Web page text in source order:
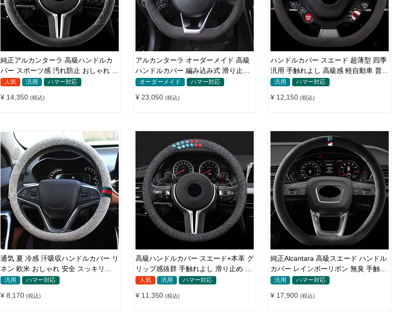
純正アルカンターラ 高級ハンドルカ
バー スポーツ感 汚れ防止 おしゃれ 全
車種対応 37~38CM
人気 汎用 ハマー対応
¥ 14,350 (税込)
アルカンターラ オーダーメイド 高級
ハンドルカバー 編み込み式 滑り止め
フィット感
オーダーメイド ハマー対応
¥ 23,050 (税込)
ハンドルカバー スエード 超薄型 四季
汎用 手触れよし 高級感 軽自動車 普通
車 O/D型 36~39.5CM
汎用 ハマー対応
¥ 12,150 (税込)
通気 夏 冷感 汗吸収ハンドルカバー リ
ネン 欧米 おしゃれ 安全 スッキリ
Ｏ/D型汎用 37~38CM
汎用 ハマー対応
¥ 8,170 (税込)
高級ハンドルカバー スエード+本革 グ
リップ感抜群 手触れよし 滑り止め O
形/D型 36-40CM
人気 汎用 ハマー対応
¥ 11,350 (税込)
純正Alcantara 高級スエード ハンドル
カバー レインボーリボン 無臭 手触り
おしゃれ 37~39CM
汎用 ハマー対応
¥ 17,900 (税込)